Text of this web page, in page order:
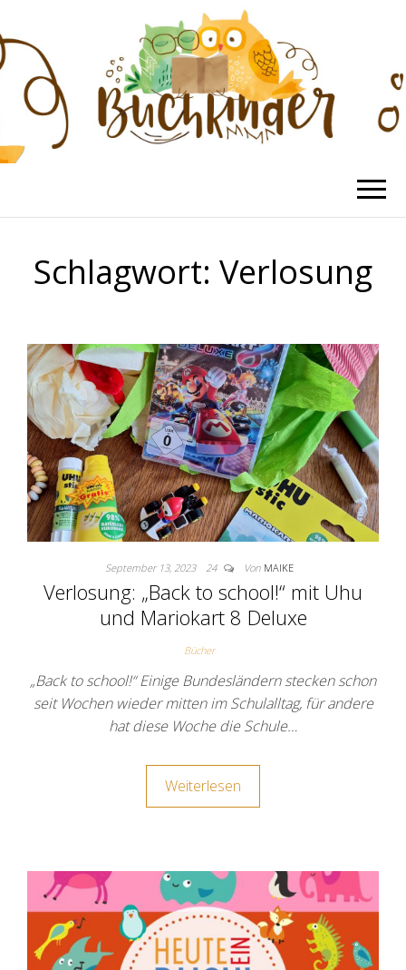
Die schönsten Kinderbücher
Schlagwort: Verlosung
September 13, 2023 24 Von MAIKE
Verlosung: „Back to school!“ mit Uhu
und Mariokart 8 Deluxe
Bücher
„Back to school!“ Einige Bundesländern stecken schon
seit Wochen wieder mitten im Schulalltag, für andere
hat diese Woche die Schule…
Weiterlesen